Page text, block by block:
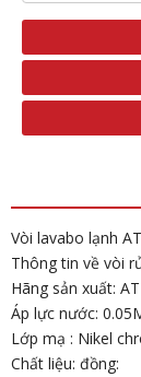
Vòi lavabo lạnh
Thông tin về vòi
Hãng sản xuất:
Áp lực nước:
Lớp mạ : Nikel
Chất liệu: đồng: